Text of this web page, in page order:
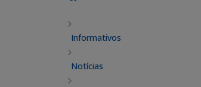
Informativos
Notícias